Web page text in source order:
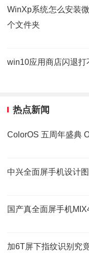
WinXp系统怎么安装
个文件夹
win10应用商店闪退
热点新闻
ColorOS 五周年盛典
中兴全面屏手机设计
国产真全面屏手机
加6T屏下指纹识别究